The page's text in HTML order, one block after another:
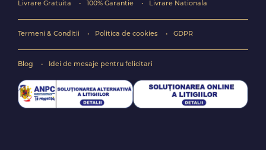
Livrare Gratuita 100% Garantie Livrare Nationala
Termeni & Conditii Politica de cookies GDPR
Blog Idei de mesaje pentru felicitari